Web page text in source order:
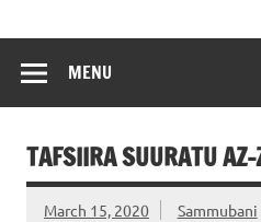
MENU
TAFSIIRA SUURATU
March 15, 2020 Sammubani